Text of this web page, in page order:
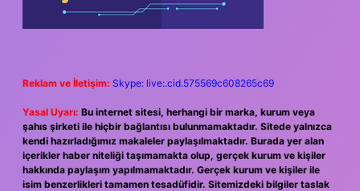
Reklam ve İletişim: Skype: live:.cid.575569c608265c69
Yasal Uyarı: Bu internet sitesi, herhangi bir marka, kurum veya
şahıs şirketi ile hiçbir bağlantısı bulunmamaktadır. Sitede yalnızca
kendi hazırladığımız makaleler paylaşılmaktadır. Burada yer alan
içerikler haber niteliği taşımamakta olup, gerçek kurum ve kişiler
hakkında paylaşım yapılmamaktadır. Gerçek kurum ve kişiler ile
isim benzerlikleri tamamen tesadüfidir. Sitemizdeki bilgiler taslak